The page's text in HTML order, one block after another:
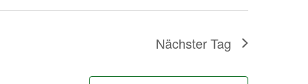
Nächster Tag